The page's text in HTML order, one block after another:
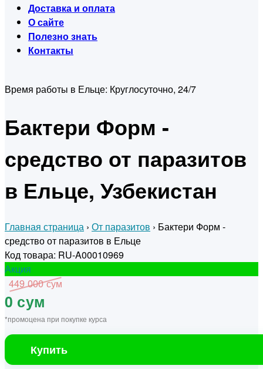
Доставка и оплата
О сайте
Полезно знать
Контакты
Время работы в Ельце: Круглосуточно, 24/7
Бактери Форм -
средство от паразитов
в Ельце, Узбекистан
Главная страница › От паразитов › Бактери Форм -
средство от паразитов в Ельце
Код товара: RU-A00010969
Акция
449 000 сум
0 сум
*промоцена при покупке курса
Купить